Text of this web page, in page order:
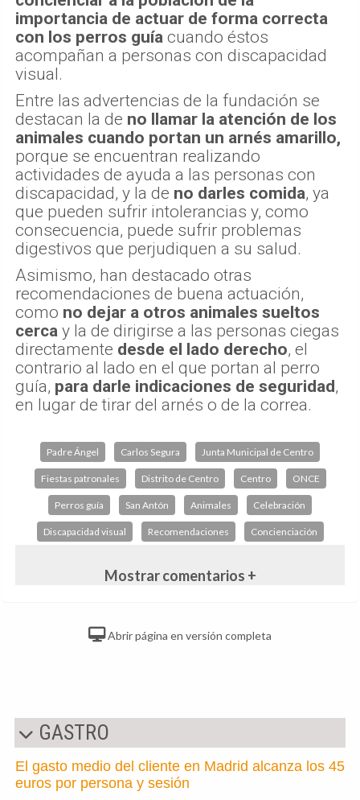
importancia de actuar de forma correcta
con los perros guía cuando éstos
acompañan a personas con discapacidad
visual.
Entre las advertencias de la fundación se
destacan la de no llamar la atención de los
animales cuando portan un arnés amarillo,
porque se encuentran realizando
actividades de ayuda a las personas con
discapacidad, y la de no darles comida, ya
que pueden sufrir intolerancias y, como
consecuencia, puede sufrir problemas
digestivos que perjudiquen a su salud.
Asimismo, han destacado otras
recomendaciones de buena actuación,
como no dejar a otros animales sueltos
cerca y la de dirigirse a las personas ciegas
directamente desde el lado derecho, el
contrario al lado en el que portan al perro
guía, para darle indicaciones de seguridad,
en lugar de tirar del arnés o de la correa.
Padre Ángel Carlos Segura Junta Municipal de Centro
Fiestas patronales Distrito de Centro Centro ONCE
Perros guía San Antón Animales Celebración
Discapacidad visual Recomendaciones Concienciación
Mostrar comentarios +
Abrir página en versión completa
GASTRO
El gasto medio del cliente en Madrid alcanza los 45
euros por persona y sesión